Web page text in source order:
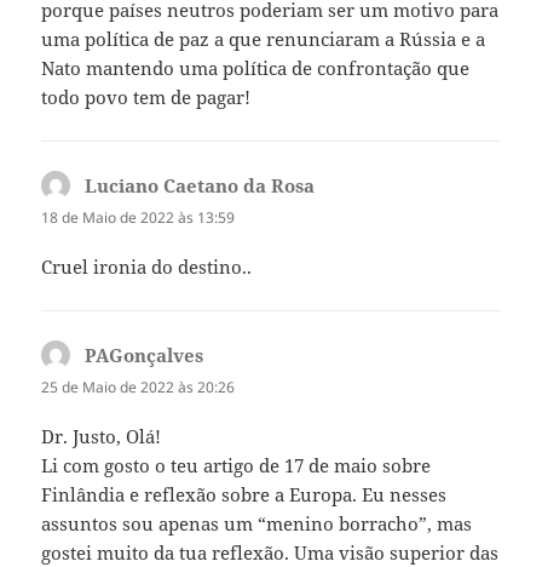
porque países neutros poderiam ser um motivo para
uma política de paz a que renunciaram a Rússia e a
Nato mantendo uma política de confrontação que
todo povo tem de pagar!
Luciano Caetano da Rosa
18 de Maio de 2022 às 13:59
Cruel ironia do destino..
PAGonçalves
25 de Maio de 2022 às 20:26
Dr. Justo, Olá!
Li com gosto o teu artigo de 17 de maio sobre
Finlândia e reflexão sobre a Europa. Eu nesses
assuntos sou apenas um “menino borracho”, mas
gostei muito da tua reflexão. Uma visão superior das